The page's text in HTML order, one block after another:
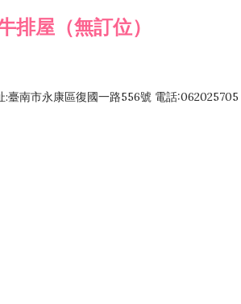
排屋（無訂位）
:臺南市永康區復國一路556號 電話:062025705